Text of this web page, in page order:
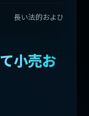
長い法的および認証サ
小売お